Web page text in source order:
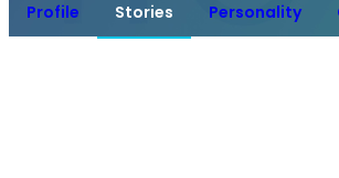
Profile Stories Personality